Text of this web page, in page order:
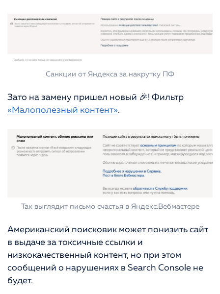
Санкции от Яндекса за накрутку ПФ
Зато на замену пришел новый 🎉! Фильтр
«Малополезный контент».
Так выглядит письмо счастья в Яндекс.Вебмастере
Американский поисковик может понизить сайт
в выдаче за токсичные ссылки и
низкокачественный контент, но при этом
сообщений о нарушениях в Search Console не
будет.